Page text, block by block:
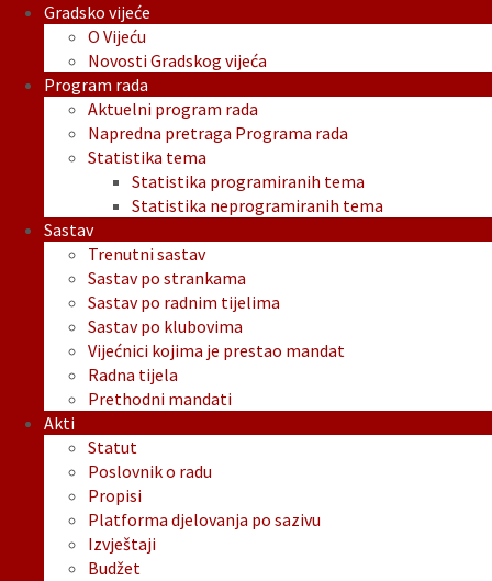
Gradsko vijeće
O Vijeću
Novosti Gradskog vijeća
Program rada
Aktuelni program rada
Napredna pretraga Programa rada
Statistika tema
Statistika programiranih tema
Statistika neprogramiranih tema
Sastav
Trenutni sastav
Sastav po strankama
Sastav po radnim tijelima
Sastav po klubovima
Vijećnici kojima je prestao mandat
Radna tijela
Prethodni mandati
Akti
Statut
Poslovnik o radu
Propisi
Platforma djelovanja po sazivu
Izvještaji
Budžet